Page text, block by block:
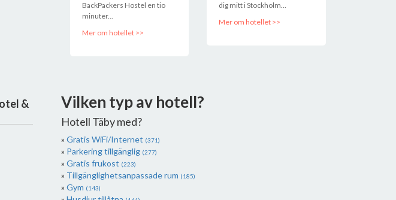
&
BackPackers Hostel en tio
minuter...
Mer om hotellet >>
dig mitt i Stockholm...
Mer om hotellet >>
Vilken typ av hotell?
Hotell Täby med?
Gratis WiFi/Internet (371)
Parkering tillgänglig (277)
Gratis frukost (223)
Tillgänglighetsanpassade rum (185)
Gym (143)